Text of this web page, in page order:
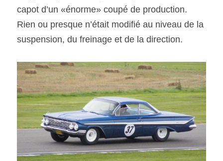
capot d’un «énorme» coupé de production.
Rien ou presque n’était modifié au niveau de la
suspension, du freinage et de la direction.